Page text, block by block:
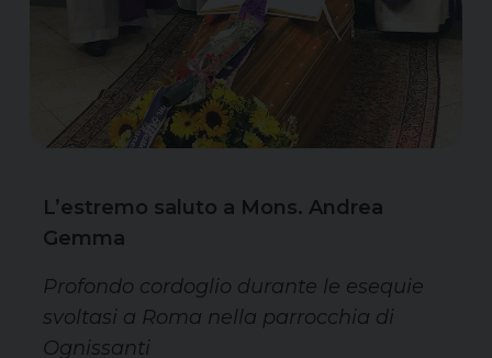
L’estremo saluto a Mons. Andrea
Gemma
Profondo cordoglio durante le esequie
svoltasi a Roma nella parrocchia di
Ognissanti